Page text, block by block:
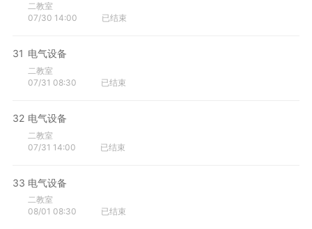
二教室
07/30 14:00
已结束
31 电气设备
二教室
07/31 08:30
已结束
32 电气设备
二教室
07/31 14:00
已结束
33 电气设备
二教室
08/01 08:30
已结束